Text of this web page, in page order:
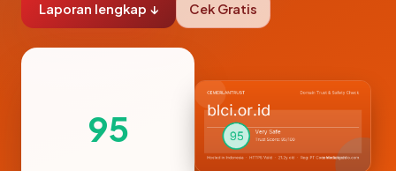
Laporan lengkap ↓ Cek Gratis
95